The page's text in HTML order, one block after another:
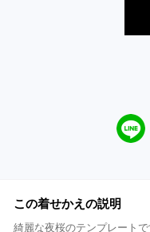
この着せかえの説明
綺麗な夜桜のテンプレート